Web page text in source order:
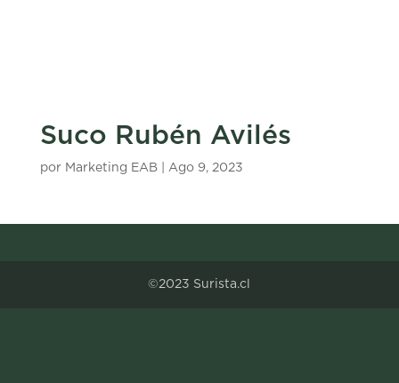
Suco Rubén Avilés
por Marketing EAB| Ago 9, 2023
©2023 Surista.cl